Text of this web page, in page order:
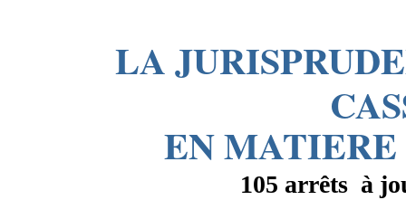
LA
EN MATIERE
105 arrêts à